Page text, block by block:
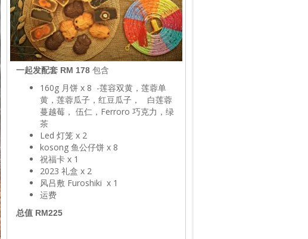
一起发配套 RM 178 包含
160g 月饼 x 8 -莲容双黄，莲蓉单
黄，莲蓉瓜子，红豆瓜子， 白莲蓉
蔓越莓， 伍仁，Ferroro 巧克力，绿
茶
Led 灯笼 x 2
kosong 鱼公仔饼 x 8
祝福卡 x 1
2023 礼盒 x 2
风吕敷 Furoshiki x 1
运费
总值 RM225